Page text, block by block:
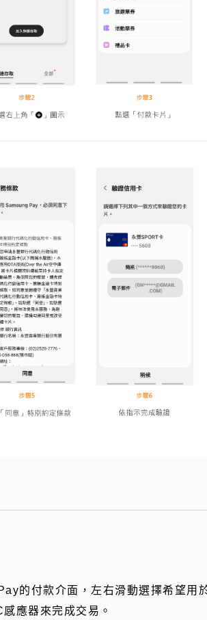
的付款介面，左右滑動選擇希望用
感應器來完成交易。